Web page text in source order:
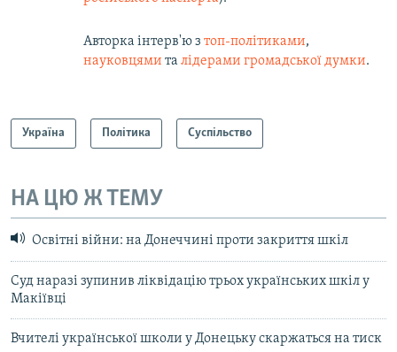
Авторка інтерв'ю з топ-політиками,
науковцями та лідерами громадської думки.
Україна Політика Суспільство
НА ЦЮ Ж ТЕМУ
Освітні війни: на Донеччині проти закриття шкіл
Суд наразі зупинив ліквідацію трьох українських шкіл у
Макіївці
Вчителі української школи у Донецьку скаржаться на тиск